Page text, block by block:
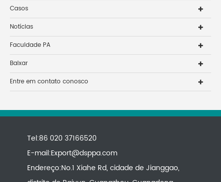
Casos
Notícias
Faculdade PA
Baixar
Entre em contato conosco
Tel:86 020 37166520
E-mail:Export@dsppa.com
Endereço:No.1 Xiahe Rd, cidade de Jianggao,